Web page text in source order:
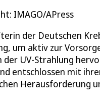
IMAGO/APress
der Deutschen
um aktiv zur
der UV-Strahlung
entschlossen mit
Herausforderung